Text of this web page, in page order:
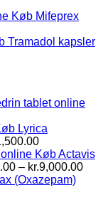
Køb Mifeprex
Tramadol kapsler
tablet online
Lyrica
Prisinterval:
kr.500.00
til
kr.1,500.00
Køb Actavis
– kr.9,000.00
(Oxazepam)